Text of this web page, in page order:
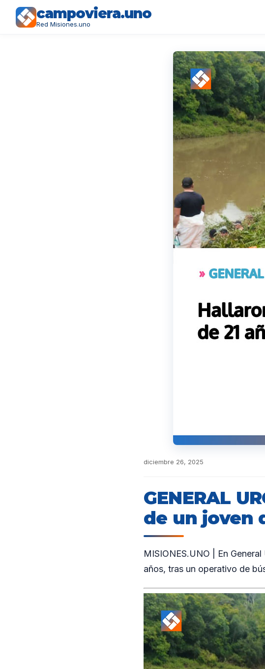
campoviera.uno
Red Misiones.uno
diciembre 26, 2025
GENERAL
de un joven
MISIONES.UNO | En
años, tras un operativo de